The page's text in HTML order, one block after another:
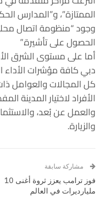
الممتازة”، و”المدارس
وجود “منظومة اتصال
الحصول على تأشيرة.”
أما على مستوى الشرق
دبي كافة مؤشرات الأداء
كل المجالات والعوامل
الأفراد لاختيار المدينة
والعمل عن بُعد،
والزيارة.
مشاركة سابقة
فوز ترامب يعزز ثروة أغنى 10
مليارديرات في العالم